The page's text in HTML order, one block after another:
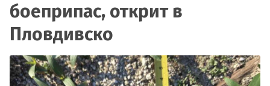
боеприпас, открит в
Пловдивско